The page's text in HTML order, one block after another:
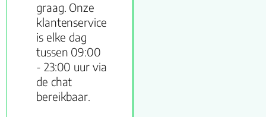
graag. Onze
klantenservice
is elke dag
tussen 09:00
- 23:00 uur via
de chat
bereikbaar.